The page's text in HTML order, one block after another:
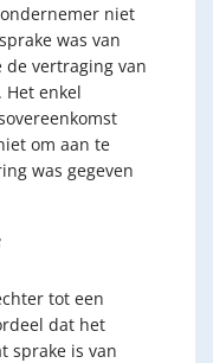
niet
was van
vertraging van
enkel
om aan te
was gegeven
tot een
dat het
sprake is van